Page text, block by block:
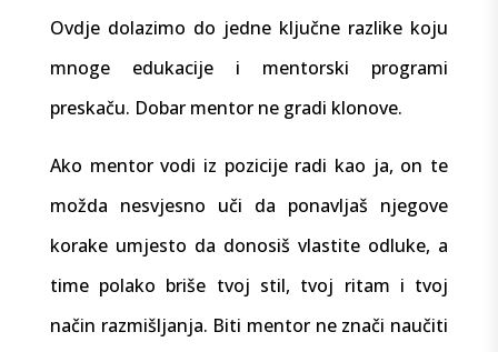
Ovdje dolazimo do jedne ključne razlike koju
mnoge edukacije i mentorski programi
preskaču. Dobar mentor ne gradi klonove.
Ako mentor vodi iz pozicije radi kao ja, on te
možda nesvjesno uči da ponavljaš njegove
korake umjesto da donosiš vlastite odluke, a
time polako briše tvoj stil, tvoj ritam i tvoj
način razmišljanja. Biti mentor ne znači naučiti